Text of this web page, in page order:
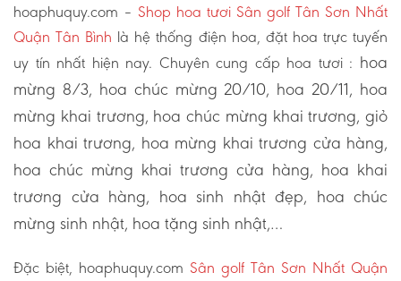
hoaphuquy.com – Shop hoa tươi Sân golf Tân Sơn Nhất
Quận Tân Bình là hệ thống điện hoa, đặt hoa trực tuyến
uy tín nhất hiện nay. Chuyên cung cấp hoa tươi : hoa
mừng 8/3, hoa chúc mừng 20/10, hoa 20/11, hoa
mừng khai trương, hoa chúc mừng khai trương, giỏ
hoa khai trương, hoa mừng khai trương cửa hàng,
hoa chúc mừng khai trương cửa hàng, hoa khai
trương cửa hàng, hoa sinh nhật đẹp, hoa chúc
mừng sinh nhật, hoa tặng sinh nhật,…
Đặc biệt, hoaphuquy.com Sân golf Tân Sơn Nhất Quận